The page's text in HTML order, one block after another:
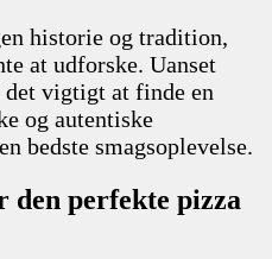
historie og tradition,
at udforske. Uanset
vigtigt at finde en
og autentiske
bedste smagsoplevelse.
perfekte pizza